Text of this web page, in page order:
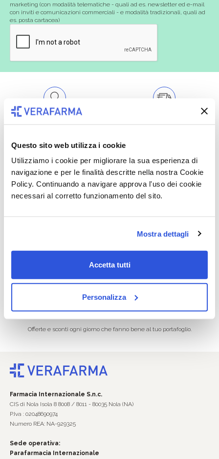
Questo sito web utilizza i cookie
Utilizziamo i cookie per migliorare la sua esperienza di
navigazione e per le finalità descritte nella nostra Cookie
Policy. Continuando a navigare approva l'uso dei cookie
necessari al corretto funzionamento del sito.
Mostra dettagli
Accetta tutti
Personalizza
marketing (con modalità telematiche - quali ad es. newsletter ed e-mail
con inviti e comunicazioni commerciali - e modalità tradizionali, quali ad
es. posta cartacea)
Catalogo prodotti ampio e completo
per soddisfare tutte le esigenze.
Con un acquisto minimo di 29.90 €
Spedizioni in tutta Europa a 20€.
Consegna veloce Pagamenti sicuri
I tuoi acquisti on line protetti e
Offerte e sconti ogni giorno che fanno bene al tuo portafoglio.
Farmacia Internazionale S.n.c.
CIS di Nola Isola 8 8008 / 8011 - 80035 Nola (NA)
P.Iva : 02048690974
Numero REA: NA-929325
Sede operativa:
Parafarmacia Internazionale